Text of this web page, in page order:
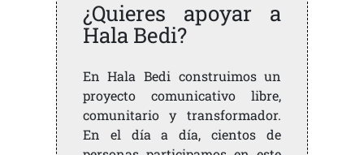
¿Quieres apoyar a
Hala Bedi?
En Hala Bedi construimos un
proyecto comunicativo libre,
comunitario y transformador.
En el día a día, cientos de